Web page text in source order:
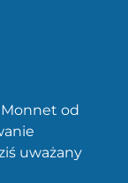
Monnet od
uważany